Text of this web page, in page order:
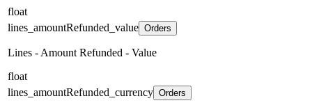
float
lines_amountRefunded_value Orders
Lines - Amount Refunded - Value
float
lines_amountRefunded_currency Orders